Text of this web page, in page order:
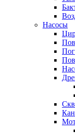
Насосы